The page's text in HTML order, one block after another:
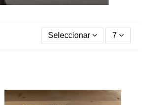
Seleccionar 7